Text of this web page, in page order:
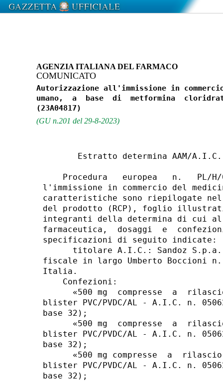
AGENZIA ITALIANA DEL FARMACO
COMUNICATO
Autorizzazione all'immissione in
umano,  a  base  di  metformina
(GU n.201 del 29-8-2023)
Estratto determina AAM/
Procedura   europea   n.   PL/
l'immissione in commercio del
caratteristiche sono riepilogate
del prodotto (RCP), foglio
integranti della determina di cui
farmaceutica,  dosaggi  e
specificazioni di seguito indicate:
titolare A.I.C.: Sandoz
fiscale in largo Umberto Boccioni
Italia.
    Confezioni:
«500 mg  compresse  a
blister PVC/PVDC/AL - A.I.C. n.
base 32);
«500 mg  compresse  a
blister PVC/PVDC/AL - A.I.C. n.
base 32);
«500 mg compresse  a
blister PVC/PVDC/AL - A.I.C. n.
base 32);